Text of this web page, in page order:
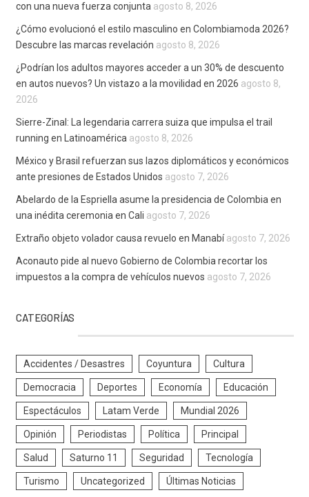
con una nueva fuerza conjunta agosto 8, 2026
¿Cómo evolucionó el estilo masculino en Colombiamoda 2026?
Descubre las marcas revelación agosto 8, 2026
¿Podrían los adultos mayores acceder a un 30% de descuento
en autos nuevos? Un vistazo a la movilidad en 2026 agosto 8,
2026
Sierre-Zinal: La legendaria carrera suiza que impulsa el trail
running en Latinoamérica agosto 8, 2026
México y Brasil refuerzan sus lazos diplomáticos y económicos
ante presiones de Estados Unidos agosto 7, 2026
Abelardo de la Espriella asume la presidencia de Colombia en
una inédita ceremonia en Cali agosto 7, 2026
Extraño objeto volador causa revuelo en Manabí agosto 7, 2026
Aconauto pide al nuevo Gobierno de Colombia recortar los
impuestos a la compra de vehículos nuevos agosto 7, 2026
CATEGORÍAS
Accidentes / Desastres Coyuntura Cultura
Democracia Deportes Economía Educación
Espectáculos Latam Verde Mundial 2026
Opinión Periodistas Política Principal
Salud Saturno 11 Seguridad Tecnología
Turismo Uncategorized Últimas Noticias